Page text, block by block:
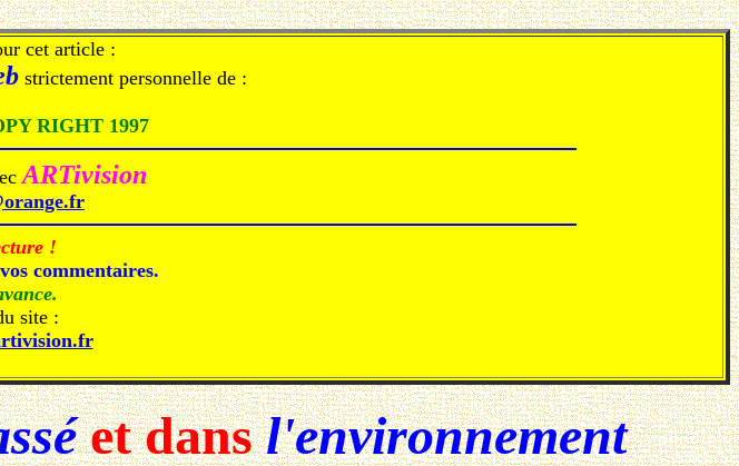
cet article :
strictement personnelle de :
RIGHT 1997
ARTivision
!
commentaires.
site :
et dansl'environnement